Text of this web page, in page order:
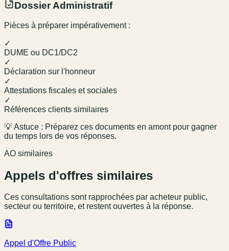
Dossier Administratif
Pièces à préparer impérativement :
✓
DUME ou DC1/DC2
✓
Déclaration sur l'honneur
✓
Attestations fiscales et sociales
✓
Références clients similaires
💡 Astuce : Préparez ces documents en amont pour gagner
du temps lors de vos réponses.
AO similaires
Appels d'offres similaires
Ces consultations sont rapprochées par acheteur public,
secteur ou territoire, et restent ouvertes à la réponse.
Appel d'Offre Public